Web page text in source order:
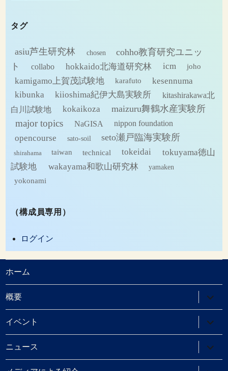
カ
ブ
タグ
asiu芦生研究林 chosen
cohho教育研究ユニッ
ト
collabo hokkaido北海道研究林 icm joho
kamigamo上賀茂試験地 karafuto
kesennuma
kibunka
kiioshima紀伊大島実験所
kitashirakawa北
白川試験地
kokaikoza maizuru舞鶴水産実験所
major topics NaGISA nippon foundation
opencourse sato-soil seto瀬戸臨海実験所
shirahama taiwan technical tokeidai
tokuyama徳山
試験地
wakayama和歌山研究林
yamaken
yokonami
（構成員専用）
ログイン
ホーム
概要
ブ
メ
ニ
ュ
ー
を
展
開
イベント
ブ
メ
ニ
ュ
ー
を
ニュース
ブ
メ
ニ